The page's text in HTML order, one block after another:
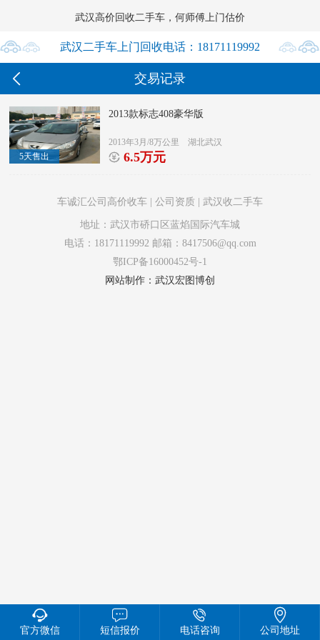
武汉高价回收二手车，何师傅上门估价
 武汉二手车上门回收电话：18171119992
18171119992

 交易记录
5天售出
2013款标志408豪华版
2013年3月/8万公里 湖北武汉
 6.5万元
车诚汇公司高价收车 | 公司资质 | 武汉收二手车
地址：武汉市硚口区蓝焰国际汽车城
电话：18171119992 邮箱：8417506@qq.com
鄂ICP备16000452号-1
网站制作：武汉宏图博创

官方微信

短信报价

电话咨询

公司地址